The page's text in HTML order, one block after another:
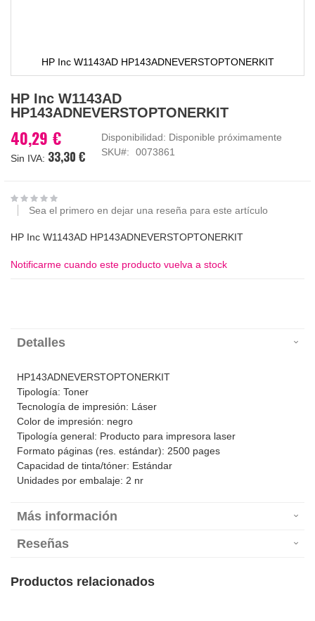
HP Inc W1143AD HP143ADNEVERSTOPTONERKIT
al
comienzo
la
galería
HP Inc W1143AD
HP143ADNEVERSTOPTONERKIT
40,29 €
33,30 €
Disponibilidad: Disponible próximamente
SKU
0073861
Sea el primero en dejar una reseña para este artículo
HP Inc W1143AD HP143ADNEVERSTOPTONERKIT
Notificarme cuando este producto vuelva a stock
Detalles
HP143ADNEVERSTOPTONERKIT
Tipología: Toner
Tecnología de impresión: Láser
Color de impresión: negro
Tipología general: Producto para impresora laser
Formato páginas (res. estándar): 2500 pages
Capacidad de tinta/tóner: Estándar
Unidades por embalaje: 2 nr
Más información
Reseñas
Productos relacionados